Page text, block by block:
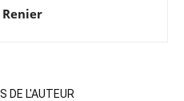
Renier
DE L'AUTEUR